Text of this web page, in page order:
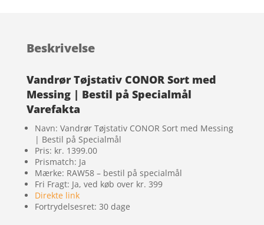
Beskrivelse
Vandrør Tøjstativ CONOR Sort med
Messing | Bestil på Specialmål
Varefakta
Navn: Vandrør Tøjstativ CONOR Sort med Messing
| Bestil på Specialmål
Pris: kr. 1399.00
Prismatch: Ja
Mærke: RAW58 – bestil på specialmål
Fri Fragt: Ja, ved køb over kr. 399
Direkte link
Fortrydelsesret: 30 dage